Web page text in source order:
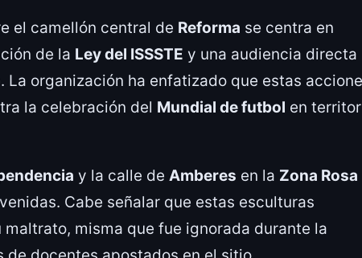
el camellón central de Reforma se centra en
de la Ley del ISSSTE y una audiencia directa
. La organización ha enfatizado que estas
la celebración del Mundial de futbol en
y la calle de Amberes en la Zona Rosa
Cabe señalar que estas esculturas
misma que fue ignorada durante la